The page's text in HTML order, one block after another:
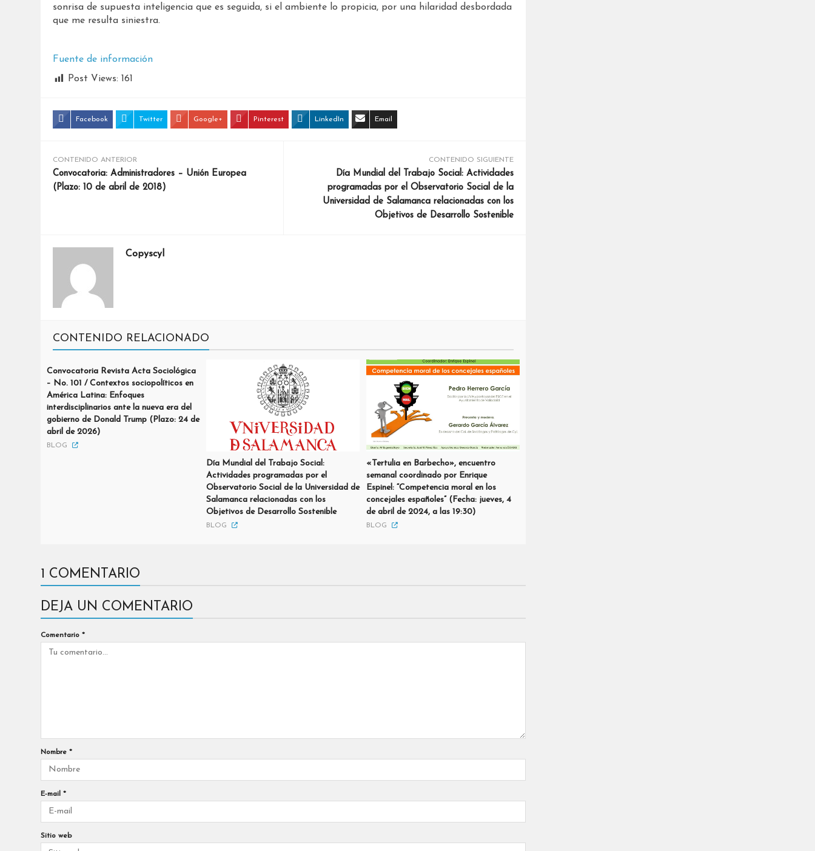
sonrisa de supuesta inteligencia que es seguida, si el ambiente lo propicia, por una hilaridad desbordada
que me resulta siniestra.
Fuente de información
Post Views: 161
Facebook Twitter Google+ Pinterest LinkedIn Email
CONTENIDO ANTERIOR
Convocatoria: Administradores – Unión Europea
(Plazo: 10 de abril de 2018)
CONTENIDO SIGUIENTE
Día Mundial del Trabajo Social: Actividades
programadas por el Observatorio Social de la
Universidad de Salamanca relacionadas con los
Objetivos de Desarrollo Sostenible
Copyscyl
CONTENIDO RELACIONADO
Convocatoria Revista Acta Sociológica
– No. 101 / Contextos sociopolíticos en
América Latina: Enfoques
interdisciplinarios ante la nueva era del
gobierno de Donald Trump (Plazo: 24 de
abril de 2026)
BLOG
Día Mundial del Trabajo Social:
Actividades programadas por el
Observatorio Social de la Universidad de
Salamanca relacionadas con los
Objetivos de Desarrollo Sostenible
BLOG
«Tertulia en Barbecho», encuentro
semanal coordinado por Enrique
Espinel: “Competencia moral en los
concejales españoles” (Fecha: jueves, 4
de abril de 2024, a las 19:30)
BLOG
1 COMENTARIO
DEJA UN COMENTARIO
Comentario *
Nombre *
E-mail *
Sitio web